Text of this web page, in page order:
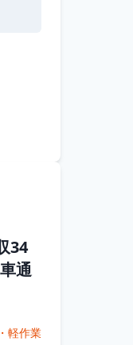
34
通
軽作業